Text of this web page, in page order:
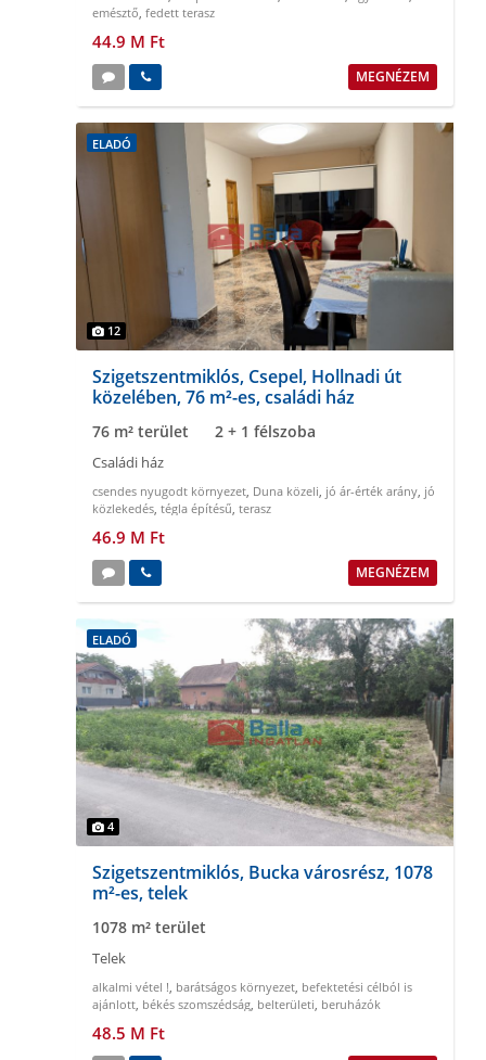
emésztő, fedett terasz
44.9 M Ft
MEGNÉZEM
ELADÓ
12
Szigetszentmiklós, Csepel, Hollnadi út
közelében, 76 m²-es, családi ház
76 m² terület 2 + 1 félszoba
Családi ház
csendes nyugodt környezet, Duna közeli, jó ár-érték arány, jó
közlekedés, tégla építésű, terasz
46.9 M Ft
MEGNÉZEM
ELADÓ
4
Szigetszentmiklós, Bucka városrész, 1078
m²-es, telek
1078 m² terület
Telek
alkalmi vétel !, barátságos környezet, befektetési célból is
ajánlott, békés szomszédság, belterületi, beruházók
48.5 M Ft